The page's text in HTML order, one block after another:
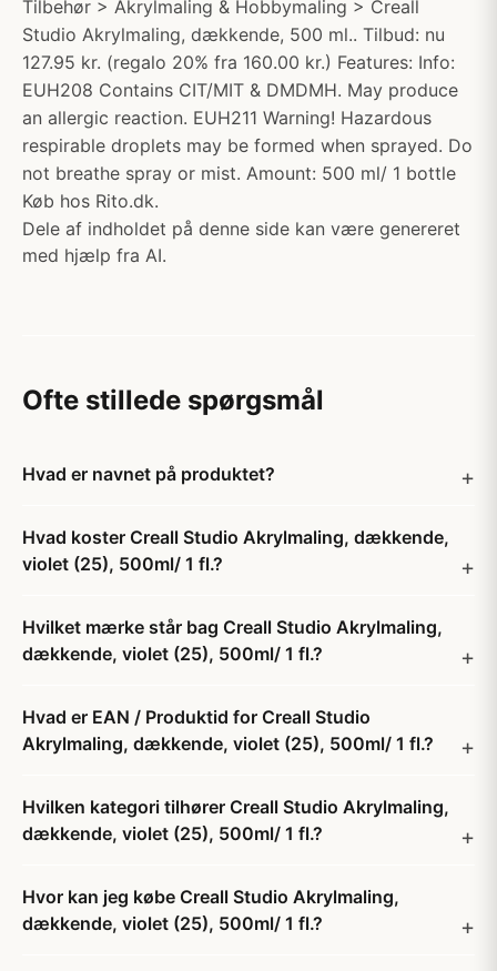
Tilbehør > Akrylmaling & Hobbymaling > Creall
Studio Akrylmaling, dækkende, 500 ml.. Tilbud: nu
127.95 kr. (regalo 20% fra 160.00 kr.) Features: Info:
EUH208 Contains CIT/MIT & DMDMH. May produce
an allergic reaction. EUH211 Warning! Hazardous
respirable droplets may be formed when sprayed. Do
not breathe spray or mist. Amount: 500 ml/ 1 bottle
Køb hos Rito.dk.
Dele af indholdet på denne side kan være genereret
med hjælp fra AI.
Ofte stillede spørgsmål
Hvad er navnet på produktet?
Hvad koster Creall Studio Akrylmaling, dækkende,
violet (25), 500ml/ 1 fl.?
Hvilket mærke står bag Creall Studio Akrylmaling,
dækkende, violet (25), 500ml/ 1 fl.?
Hvad er EAN / Produktid for Creall Studio
Akrylmaling, dækkende, violet (25), 500ml/ 1 fl.?
Hvilken kategori tilhører Creall Studio Akrylmaling,
dækkende, violet (25), 500ml/ 1 fl.?
Hvor kan jeg købe Creall Studio Akrylmaling,
dækkende, violet (25), 500ml/ 1 fl.?